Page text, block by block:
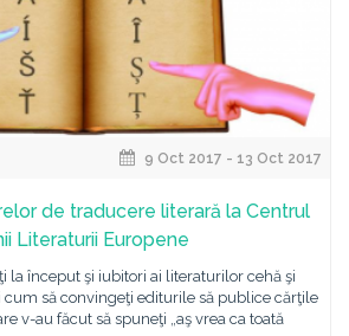
9 Oct 2017 - 13 Oct 2017
de traducere literară la Centrul
Literaturii Europene
la început şi iubitori ai literaturilor cehă şi
cum să convingeţi editurile să publice cărţile
v-au făcut să spuneţi „aş vrea ca toată